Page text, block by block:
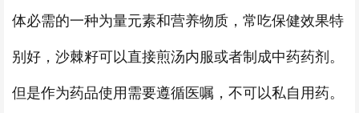
体必需的一种为量元素和营养物质，常吃保健效果特
别好，沙棘籽可以直接煎汤内服或者制成中药药剂。
但是作为药品使用需要遵循医嘱，不可以私自用药。